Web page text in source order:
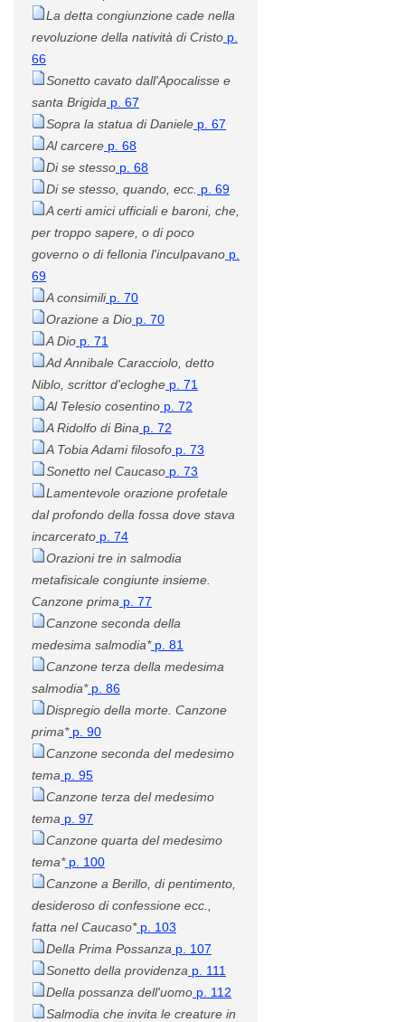
La detta congiunzione cade nella
revoluzione della natività di Cristo p.
66
Sonetto cavato dall'Apocalisse e
santa Brigida p. 67
Sopra la statua di Daniele p. 67
Al carcere p. 68
Di se stesso p. 68
Di se stesso, quando, ecc. p. 69
A certi amici ufficiali e baroni, che,
per troppo sapere, o di poco
governo o di fellonia l'inculpavano p.
69
A consimilip. 70
Orazione a Dio p. 70
A Dio p. 71
Ad Annibale Caracciolo, detto
Niblo, scrittor d'ecloghe p. 71
Al Telesio cosentino p. 72
A Ridolfo di Bina p. 72
A Tobia Adami filosofo p. 73
Sonetto nel Caucaso p. 73
Lamentevole orazione profetale
dal profondo della fossa dove stava
incarcerato p. 74
Orazioni tre in salmodia
metafisicale congiunte insieme.
Canzone prima p. 77
Canzone seconda della
medesima salmodia*p. 81
Canzone terza della medesima
salmodia*p. 86
Dispregio della morte. Canzone
prima*p. 90
Canzone seconda del medesimo
tema p. 95
Canzone terza del medesimo
tema p. 97
Canzone quarta del medesimo
tema*p. 100
Canzone a Berillo, di pentimento,
desideroso di confessione ecc.,
fatta nel Caucaso*p. 103
Della Prima Possanza p. 107
Sonetto della providenza p. 111
Della possanza dell'uomo p. 112
Salmodia che invita le creature in